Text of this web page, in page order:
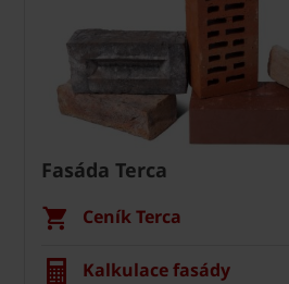
Fasáda Terca
Ceník Terca
Kalkulace fasády